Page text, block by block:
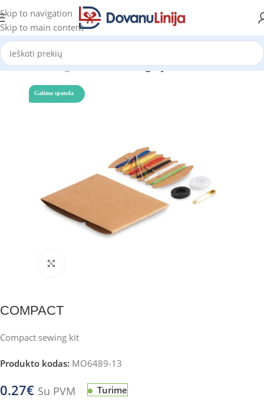
Skip to navigation
Skip to main content
Pradžia Katalogas Prekes be kategorijos
Galima spauda
COMPACT
Compact sewing kit
Produkto kodas: MO6489-13
0.27€ Su PVM Turime